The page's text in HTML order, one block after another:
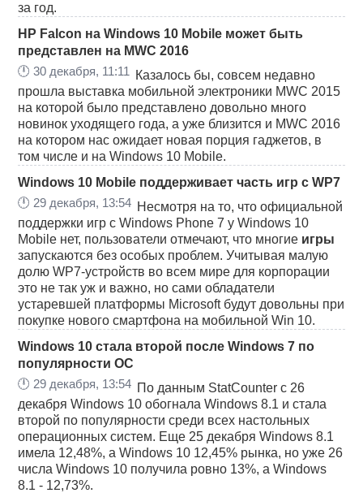
за год.
HP Falcon на Windows 10 Mobile может быть
представлен на MWC 2016
🕛30 декабря, 11:11
Казалось бы, совсем недавно
прошла выставка мобильной электроники MWC 2015
на которой было представлено довольно много
новинок уходящего года, а уже близится и MWC 2016
на котором нас ожидает новая порция гаджетов, в
том числе и на Windows 10 Mobile.
Windows 10 Mobile поддерживает часть игр с WP7
🕛 29 декабря, 13:54 Несмотря на то, что официальной
поддержки игр с Windows Phone 7 у Windows 10
Mobile нет, пользователи отмечают, что многие игры
запускаются без особых проблем. Учитывая малую
долю WP7-устройств во всем мире для корпорации
это не так уж и важно, но сами обладатели
устаревшей платформы Microsoft будут довольны при
покупке нового смартфона на мобильной Win 10.
Windows 10 стала второй после Windows 7 по
популярности ОС
🕛 29 декабря, 13:54 По данным StatCounter с 26
декабря Windows 10 обогнала Windows 8.1 и стала
второй по популярности среди всех настольных
операционных систем. Еще 25 декабря Windows 8.1
имела 12,48%, а Windows 10 12,45% рынка, но уже 26
числа Windows 10 получила ровно 13%, а Windows
8.1 - 12,73%.